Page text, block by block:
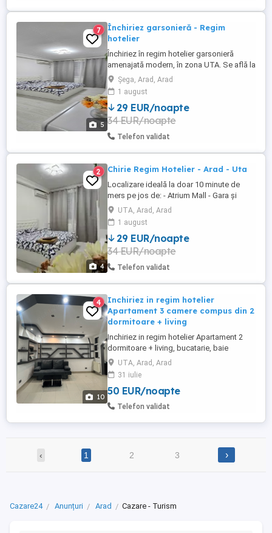
5
7
Închiriez garsonieră - Regim
hotelier
Închiriez în regim hotelier garsonieră
amenajată modern, în zona UTA. Se află la
10 minute de: Atrium Mall, Gara, Autogara,
Spitalul Județean, Afi Arad, KFC, MC.
Utilități: apă caldă și rece Electrocasnice:
frigider, televizor. Asigur: prosoape, set
lenjerie pat! Apartamentul este nou
renovat; Geam ...
Șega, Arad, Arad
1 august
29 EUR/noapte
34 EUR/noapte
Telefon validat
4
2 Chirie Regim Hotelier - Arad - Uta
Localizare ideală la doar 10 minute de
mers pe jos de: - Atrium Mall - Gara și
Autogara - Spitalul Județean - AFI Arad -
KFC, McDonald's, Profi Dotări și facilități: -
Apă caldă și rece permanentă - Frigider,
televizor - Prosoape curate și set complet
de lenjerie pentru pat - Geamuri termopan,
...
UTA, Arad, Arad
1 august
29 EUR/noapte
34 EUR/noapte
Telefon validat
10
4
Inchiriez in regim hotelier
Apartament 3 camere compus din 2
dormitoare + living
Inchiriez in regim hotelier Apartament 2
dormitoare + living, bucatarie, baie
complet mobilat si utilat. Dotari Centrala
proprie, TV Led, Cablu, Internet Wi-Fi,Aer
conditionat,Masina de spalat, Frigider,
Prosoape si lenjerie curate. Apartamentul
este situat la UTA-ARED, avand in
UTA, Arad, Arad
31 iulie
50 EUR/noapte
Telefon validat
‹ 1 2 3 ›
Cazare24 Anunțuri Arad Cazare - Turism